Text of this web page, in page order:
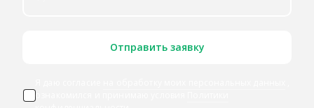
Отправить заявку
ознакомился и принимаю условия